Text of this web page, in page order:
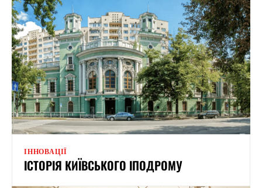
ІННОВАЦІЇ
ІСТОРІЯ КИЇВСЬКОГО ІПОДРОМУ